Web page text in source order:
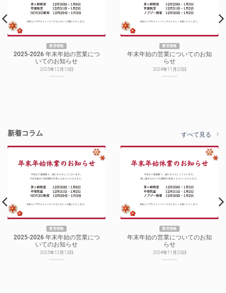
運営情報
2025-2026 年末年始の営業につ
いてのお知らせ
2025年12月13日
運営情報
年末年始の営業についてのお知
らせ
2024年11月23日
新着コラム すべて見る
運営情報
2025-2026 年末年始の営業につ
いてのお知らせ
2025年12月13日
運営情報
年末年始の営業についてのお知
らせ
2024年11月23日